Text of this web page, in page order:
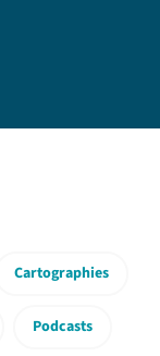
Cartographies
Podcasts